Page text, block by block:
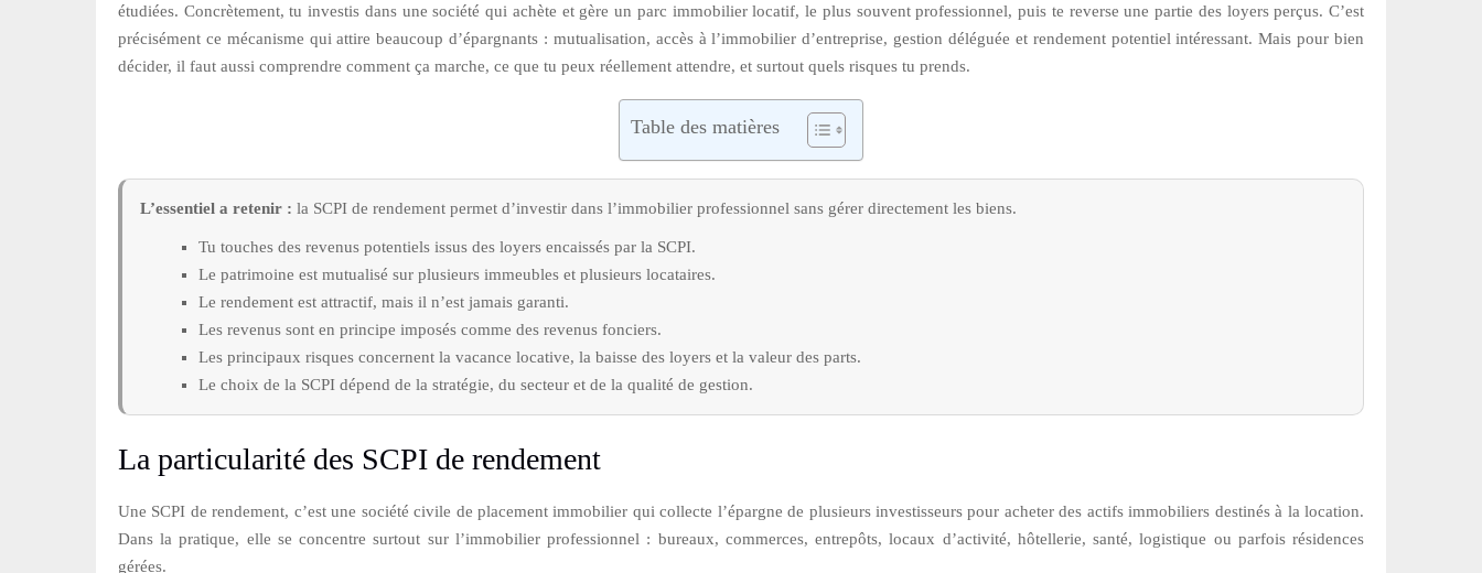
étudiées. Concrètement, tu investis dans une société qui achète et gère un parc immobilier locatif, le plus souvent professionnel, puis te reverse une partie des loyers perçus. C’est
précisément ce mécanisme qui attire beaucoup d’épargnants : mutualisation, accès à l’immobilier d’entreprise, gestion déléguée et rendement potentiel intéressant. Mais pour bien
décider, il faut aussi comprendre comment ça marche, ce que tu peux réellement attendre, et surtout quels risques tu prends.
Table des matières
L’essentiel a retenir : la SCPI de rendement permet d’investir dans l’immobilier professionnel sans gérer directement les biens.
Tu touches des revenus potentiels issus des loyers encaissés par la SCPI.
Le patrimoine est mutualisé sur plusieurs immeubles et plusieurs locataires.
Le rendement est attractif, mais il n’est jamais garanti.
Les revenus sont en principe imposés comme des revenus fonciers.
Les principaux risques concernent la vacance locative, la baisse des loyers et la valeur des parts.
Le choix de la SCPI dépend de la stratégie, du secteur et de la qualité de gestion.
La particularité des SCPI de rendement
Une SCPI de rendement, c’est une société civile de placement immobilier qui collecte l’épargne de plusieurs investisseurs pour acheter des actifs immobiliers destinés à la location.
Dans la pratique, elle se concentre surtout sur l’immobilier professionnel : bureaux, commerces, entrepôts, locaux d’activité, hôtellerie, santé, logistique ou parfois résidences
gérées.